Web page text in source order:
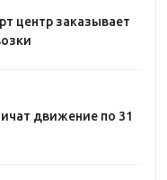
центр заказывает
движение по 31